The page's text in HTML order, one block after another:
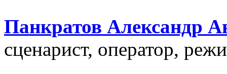
Панкратов Александр
сценарист, оператор,